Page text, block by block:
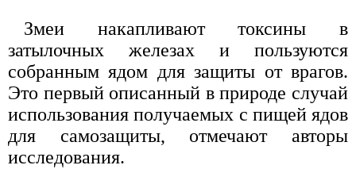
Змеи накапливают токсины в
затылочных железах и пользуются
собранным ядом для защиты от врагов.
Это первый описанный в природе случай
использования получаемых с пищей ядов
для самозащиты, отмечают авторы
исследования.